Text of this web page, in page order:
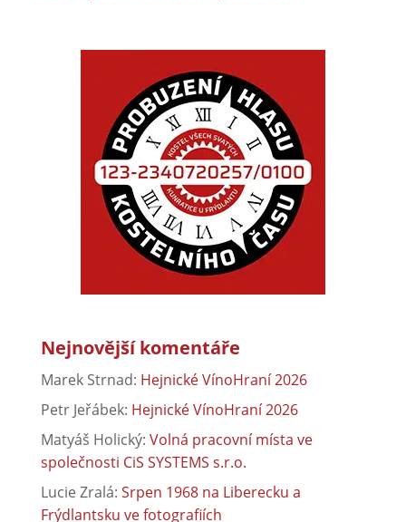
Nejnovější komentáře
Marek Strnad: Hejnické VínoHraní 2026
Petr Jeřábek: Hejnické VínoHraní 2026
Matyáš Holický: Volná pracovní místa ve
společnosti CiS SYSTEMS s.r.o.
Lucie Zralá: Srpen 1968 na Liberecku a
Frýdlantsku ve fotografiích